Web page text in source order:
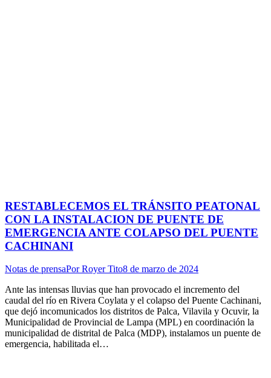
RESTABLECEMOS EL TRÁNSITO PEATONAL
CON LA INSTALACION DE PUENTE DE
EMERGENCIA ANTE COLAPSO DEL PUENTE
CACHINANI
Notas de prensaPorRoyer Tito8 de marzo de 2024
Ante las intensas lluvias que han provocado el incremento del
caudal del río en Rivera Coylata y el colapso del Puente Cachinani,
que dejó incomunicados los distritos de Palca, Vilavila y Ocuvir, la
Municipalidad de Provincial de Lampa (MPL) en coordinación la
municipalidad de distrital de Palca (MDP), instalamos un puente de
emergencia, habilitada el…